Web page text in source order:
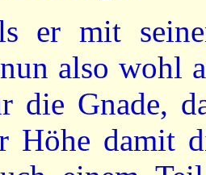
er mit
also wohl
die Gnade,
Höhe damit